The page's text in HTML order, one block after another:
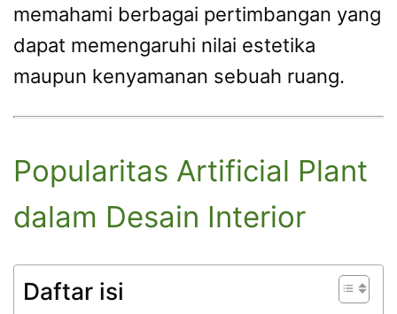
memahami berbagai pertimbangan yang
dapat memengaruhi nilai estetika
maupun kenyamanan sebuah ruang.
Popularitas Artificial Plant
dalam Desain Interior
Daftar isi